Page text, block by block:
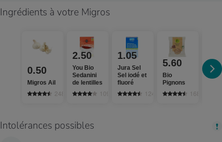
Ingrédients à votre Migros
0.50
Migros Ail
2481
2.50
You Bio
Sedanini
de lentilles
109
1.05
Jura Sel
Sel iodé et
fluoré
1241
5.60
Bio
Pignons
168
Intolérances possibles